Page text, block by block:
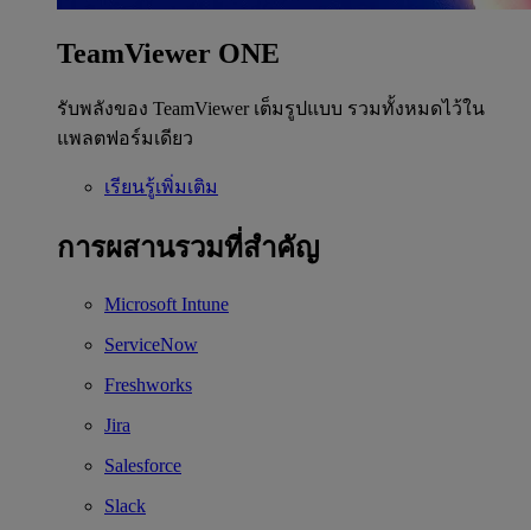
TeamViewer ONE
รับพลังของ TeamViewer เต็มรูปแบบ รวมทั้งหมดไว้ใน
แพลตฟอร์มเดียว
เรียนรู้เพิ่มเติม
การผสานรวมที่สำคัญ
Microsoft Intune
ServiceNow
Freshworks
Jira
Salesforce
Slack